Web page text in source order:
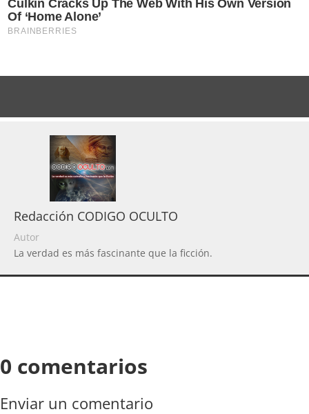
Redacción CODIGO OCULTO
Autor
La verdad es más fascinante que la ficción.
0 comentarios
Enviar un comentario